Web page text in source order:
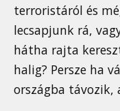
terroristáról és
lecsapjunk rá,
hátha rajta
halig? Persze ha
országba távozik,